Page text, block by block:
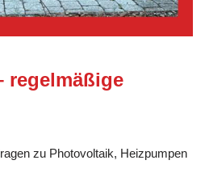
regelmäßige
zu Photovoltaik, Heizpumpen